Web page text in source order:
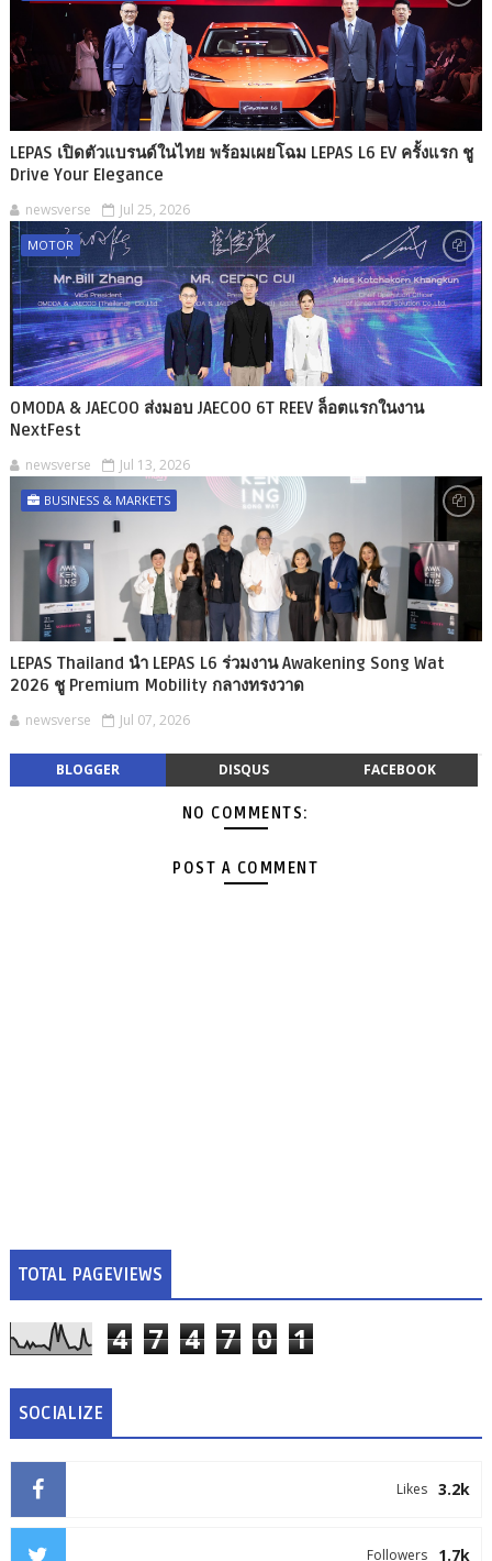
LEPAS เปิดตัวแบรนด์ในไทย พร้อมเผยโฉม LEPAS L6 EV ครั้งแรก ชู
Drive Your Elegance
newsverse Jul 25, 2026
MOTOR
OMODA & JAECOO ส่งมอบ JAECOO 6T REEV ล็อตแรกในงาน
NextFest
newsverse Jul 13, 2026
BUSINESS & MARKETS
LEPAS Thailand นำ LEPAS L6 ร่วมงาน Awakening Song Wat
2026 ชู Premium Mobility กลางทรงวาด
newsverse Jul 07, 2026
BLOGGER DISQUS FACEBOOK
NO COMMENTS:
POST A COMMENT
TOTAL PAGEVIEWS
4 7 4 7 0 1
SOCIALIZE
3.2k
Likes
1.7k
Followers